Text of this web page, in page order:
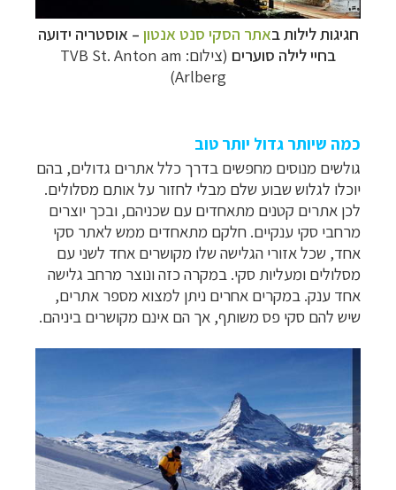
חגיגות לילות באתר הסקי סנט אנטון – אוסטריה ידועה
בחיי לילה סוערים
(צילום: TVB St. Anton am
Arlberg)
כמה שיותר גדול יותר טוב
גולשים מנוסים מחפשים בדרך כלל אתרים גדולים, בהם
יוכלו לגלוש שבוע שלם מבלי לחזור על אותם מסלולים.
לכן אתרים קטנים מתאחדים עם שכניהם, ובכך יוצרים
מרחבי סקי ענקיים. חלקם מתאחדים ממש לאתר סקי
אחד, שכל אזורי הגלישה שלו מקושרים אחד לשני עם
מסלולים ומעליות סקי. במקרה כזה ונוצר מרחב גלישה
אחד ענק. במקרים אחרים ניתן למצוא מספר אתרים,
שיש להם סקי פס משותף, אך הם אינם מקושרים ביניהם.
תכנוןטיולים לצפון אמריקה
קרוזים והפלגות נופשלחצו לרשימת היעדים »